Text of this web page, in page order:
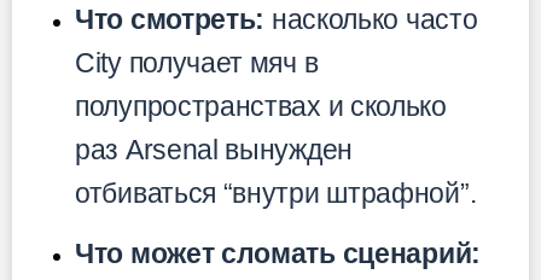
Что смотреть: насколько часто
City получает мяч в
полупространствах и сколько
раз Arsenal вынужден
отбиваться “внутри штрафной”.
Что может сломать сценарий: